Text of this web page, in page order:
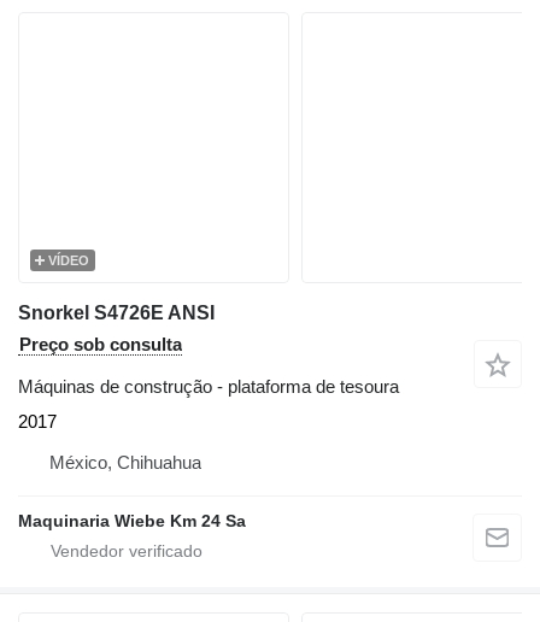
VÍDEO
Snorkel S4726E ANSI
Preço sob consulta
Máquinas de construção - plataforma de tesoura
2017
México, Chihuahua
Maquinaria Wiebe Km 24 Sa